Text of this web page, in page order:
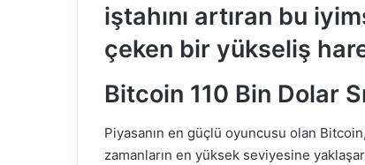
iştahını artıran bu
çeken bir yükseliş
Bitcoin 110 Bin Dolar
Piyasanın en güçlü oyuncusu olan
zamanların en yüksek seviyesine